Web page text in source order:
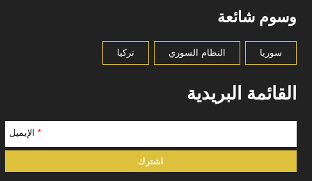
وسوم شائعة
سوريا النظام السوري تركيا
القائمة البريدية
* الإيميل